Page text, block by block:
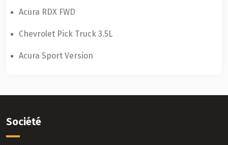
Acura RDX FWD
Chevrolet Pick Truck 3.5L
Acura Sport Version
Société